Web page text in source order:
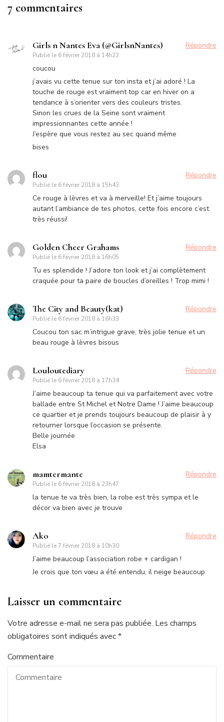
7 commentaires
Girls n Nantes Eva (@GirlsnNantes)
Publié le 6 février 2018 à 14h23
Répondre
coucou
j’avais vu cette tenue sur ton insta et j’ai adoré ! La
touche de rouge est vraiment top car en hiver on a
tendance à s’orienter vers des couleurs tristes.
Sinon les crues de la Seine sont vraiment
impressionnantes cette année !
J’espère que vous restez au sec quand même
bises
flou
Publié le 6 février 2018 à 15h43
Répondre
Ce rouge à lèvres et va à merveille! Et j’aime toujours
autant l’ambiance de tes photos, cette fois encore c’est
très réussi!
Golden Cheer Grahams
Publié le 6 février 2018 à 16h05
Répondre
Tu es splendide ! J’adore ton look et j’ai complètement
craquée pour ta paire de boucles d’oreilles ! Trop mimi !
The City and Beauty(kat)
Publié le 6 février 2018 à 16h33
Répondre
Coucou ton sac m’intrigue grave, très jolie tenue et un
beau rouge à lèvres bisous
Louloutediary
Publié le 6 février 2018 à 17h34
Répondre
J’aime beaucoup ta tenue qui va parfaitement avec votre
ballade entre St Michel et Notre Dame ! J’aime beaucoup
ce quartier et je prends toujours beaucoup de plaisir à y
retourner lorsque l’occasion se présente.
Belle journée
Elsa
mamtermante
Publié le 6 février 2018 à 23h47
Répondre
la tenue te va très bien, la robe est très sympa et le
décor va bien avec je trouve
Ako
Publié le7 février 2018 à 10h30
Répondre
J’aime beaucoup l’association robe + cardigan !
Je crois que ton vœu a été entendu, il neige beaucoup
Laisser un commentaire
Votre adresse e-mail ne sera pas publiée. Les champs
obligatoires sont indiqués avec*
Commentaire